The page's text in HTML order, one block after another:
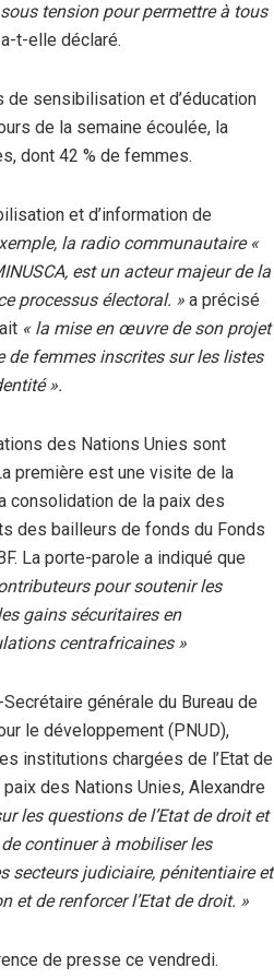
tension pour permettre à tous
a-t-elle déclaré.
sensibilisation et d’éducation
de la semaine écoulée, la
dont 42 % de femmes.
et d’information de
la radio communautaire «
est un acteur majeur de la
processus électoral. » a précisé
« la mise en œuvre de son projet
de femmes inscrites sur les listes
».
des Nations Unies sont
première est une visite de la
consolidation de la paix des
des bailleurs de fonds du Fonds
La porte-parole a indiqué que
pour soutenir les
gains sécuritaires en
centrafricaines »
générale du Bureau de
le développement (PNUD),
institutions chargées de l’Etat de
des Nations Unies, Alexandre
les questions de l’Etat de droit et
continuer à mobiliser les
secteurs judiciaire, pénitentiaire et
et de renforcer l’Etat de droit. »
de presse ce vendredi.